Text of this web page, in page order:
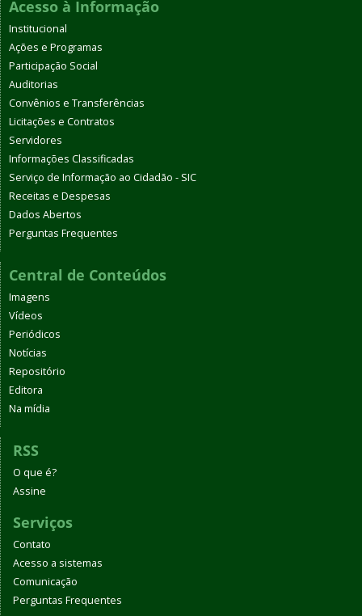
Acesso à Informação
Institucional
Ações e Programas
Participação Social
Auditorias
Convênios e Transferências
Licitações e Contratos
Servidores
Informações Classificadas
Serviço de Informação ao Cidadão - SIC
Receitas e Despesas
Dados Abertos
Perguntas Frequentes
Central de Conteúdos
Imagens
Vídeos
Periódicos
Notícias
Repositório
Editora
Na mídia
RSS
O que é?
Assine
Serviços
Contato
Acesso a sistemas
Comunicação
Perguntas Frequentes